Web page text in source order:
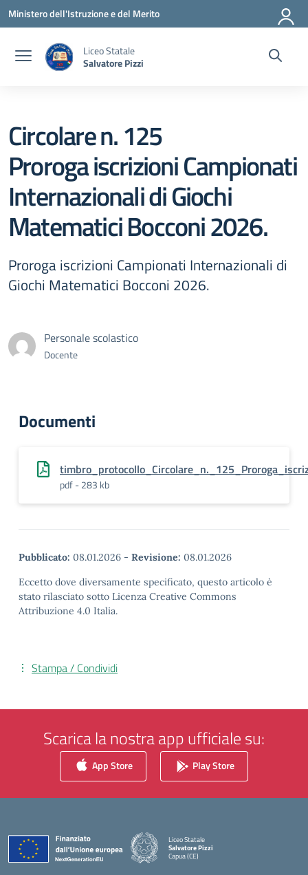
Vai ai contenuti
Vai al menu di navigazione
Vai al footer
Ministero dell'Istruzione e del Merito
Liceo Statale
Salvatore Pizzi
Circolare n. 125
Proroga iscrizioni Campionati
Internazionali di Giochi
Matematici Bocconi 2026.
Proroga iscrizioni Campionati Internazionali di
Giochi Matematici Bocconi 2026.
Personale scolastico
Docente
Documenti
pdf - 283 kb
Pubblicato: 08.01.2026 - Revisione: 08.01.2026
Eccetto dove diversamente specificato, questo articolo è
stato rilasciato sotto Licenza Creative Commons
Attribuzione 4.0 Italia.
Stampa / Condividi
Scarica la nostra app ufficiale su:
App Store Play Store
Liceo Statale
Salvatore Pizzi
Capua (CE)
— Visita la pagina iniziale della scuola